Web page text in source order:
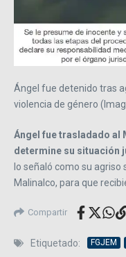
Ángel fue detenido tras
violencia de género
Ángel fue trasladado al
determine su situación
lo señaló como su agriso
Malinalco, para que
Compartir
Etiquetado: FGJEM